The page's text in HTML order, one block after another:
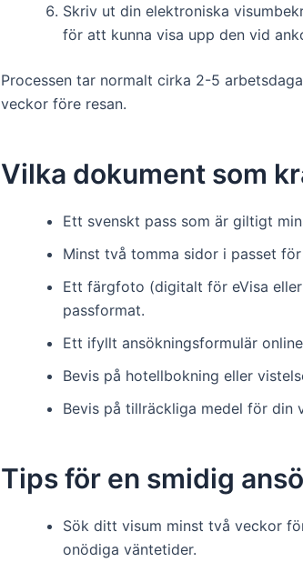
Skriv ut din elektroniska
för att kunna visa upp den vid
Processen tar normalt cirka 2-5
veckor före resan.
Vilka dokument som
Ett svenskt pass som är giltigt
Minst två tomma sidor i passet
Ett färgfoto (digitalt för eVisa
passformat.
Ett ifyllt ansökningsformulär
Bevis på hotellbokning eller
Bevis på tillräckliga medel för din
Tips för en smidig
Sök ditt visum minst två veckor
onödiga väntetider.